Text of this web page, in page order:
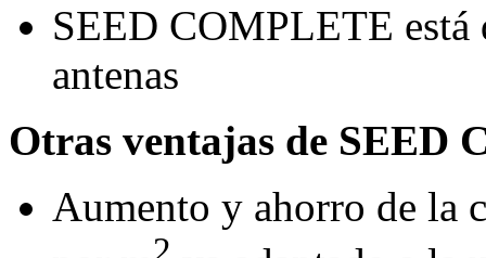
SEED COMPLETE
antenas
Otras ventajas de SEED
Aumento y ahorro de la
2